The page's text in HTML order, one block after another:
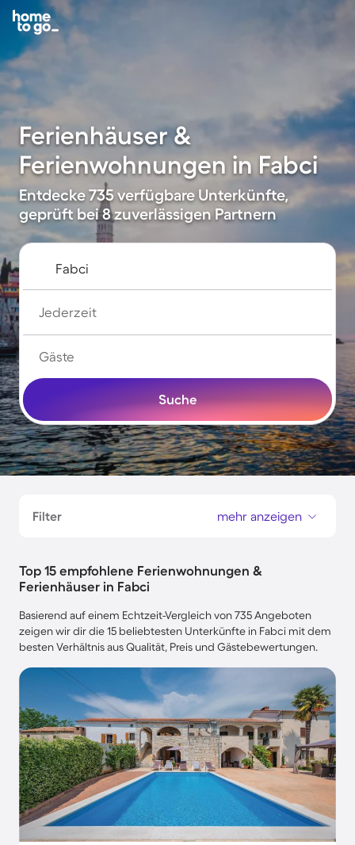
Ferienhäuser &
Ferienwohnungen in Fabci
Entdecke 735 verfügbare Unterkünfte,
geprüft bei 8 zuverlässigen Partnern
Jederzeit
Gäste
Suche
Filter mehr anzeigen
Top 15 empfohlene Ferienwohnungen &
Ferienhäuser in Fabci
Basierend auf einem Echtzeit-Vergleich von 735 Angeboten
zeigen wir dir die 15 beliebtesten Unterkünfte in Fabci mit dem
besten Verhältnis aus Qualität, Preis und Gästebewertungen.